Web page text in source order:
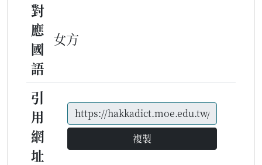
對
應
國
語
女方
引
用
網
址
複製